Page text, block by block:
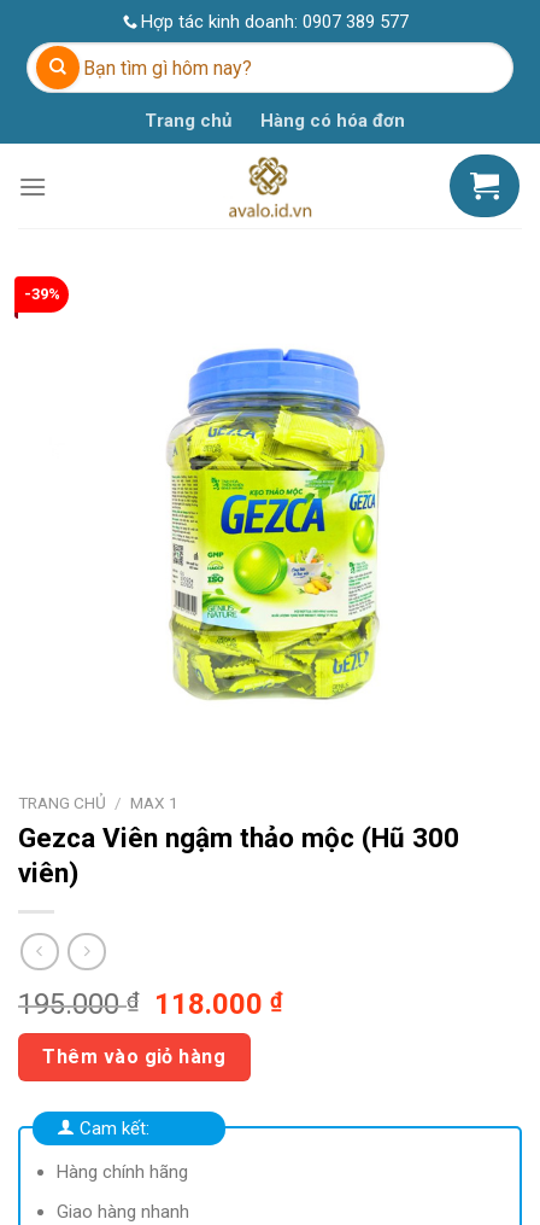
content
Hợp tác kinh doanh: 0907 389 577
Tìm
kiếm:
Trang chủ Hàng có hóa đơn
-39%
TRANG CHỦ / MAX 1
Gezca Viên ngậm thảo mộc (Hũ 300
viên)
195.000₫
Giá
gốc
là:
195.000 ₫.
118.000₫Giá
118.000 ₫.
Thêm vào giỏ hàng
Cam kết:
Hàng chính hãng
Giao hàng nhanh